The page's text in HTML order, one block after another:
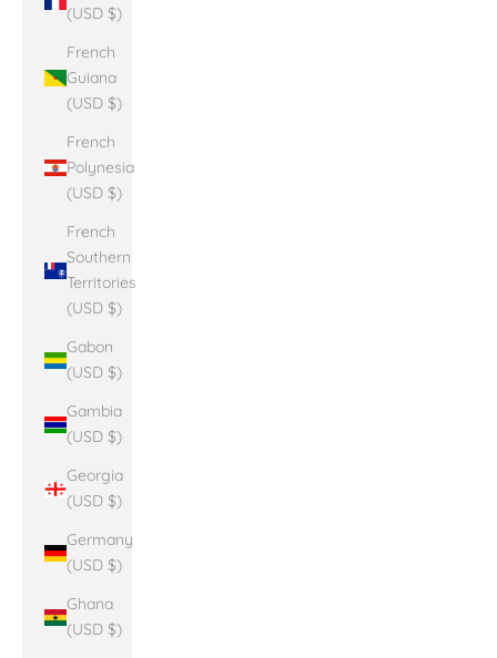
(USD $)
French
Guiana
(USD $)
French
Polynesia
(USD $)
French
Southern
Territories
(USD $)
Gabon
(USD $)
Gambia
(USD $)
Georgia
(USD $)
Germany
(USD $)
Ghana
(USD $)